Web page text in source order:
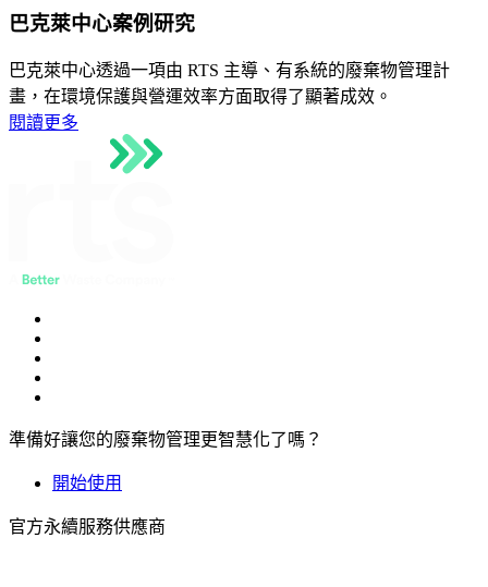
巴克萊中心案例研究
巴克萊中心透過一項由 RTS 主導、有系統的廢棄物管理計
畫，在環境保護與營運效率方面取得了顯著成效。
閱讀更多
準備好讓您的廢棄物管理更智慧化了嗎？
開始使用
官方永續服務供應商